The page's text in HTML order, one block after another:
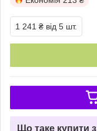
1 241 ₴ від 5 шт.
Що таке купити